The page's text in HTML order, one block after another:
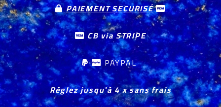
PAIEMENT SECURISÉ 
 CB via STRIPE
 PAYPAL
Réglez jusqu'à 4 x sans frais